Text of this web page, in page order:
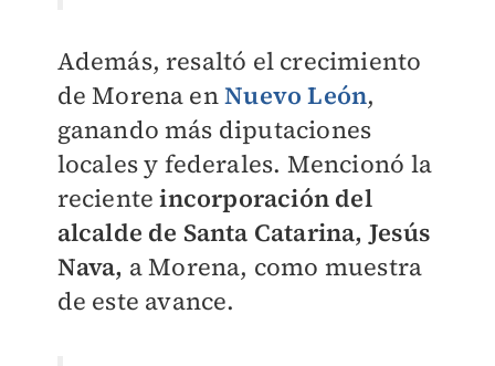
Además, resaltó el crecimiento
de Morena enNuevo León,
ganando más diputaciones
locales y federales. Mencionó la
recienteincorporación del
alcalde de Santa Catarina, Jesús
Nava, a Morena, como muestra
de este avance.